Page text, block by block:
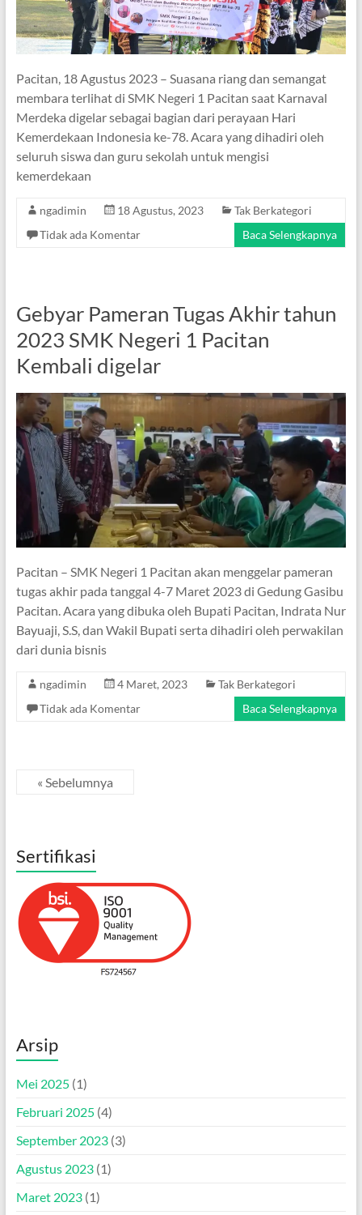
Pacitan, 18 Agustus 2023 – Suasana riang dan semangat
membara terlihat di SMK Negeri 1 Pacitan saat Karnaval
Merdeka digelar sebagai bagian dari perayaan Hari
Kemerdekaan Indonesia ke-78. Acara yang dihadiri oleh
seluruh siswa dan guru sekolah untuk mengisi
kemerdekaan
ngadimin 18 Agustus, 2023
Tak Berkategori
Tidak ada Komentar
Baca Selengkapnya
Gebyar Pameran Tugas Akhir tahun
2023 SMK Negeri 1 Pacitan
Kembali digelar
Pacitan – SMK Negeri 1 Pacitan akan menggelar pameran
tugas akhir pada tanggal 4-7 Maret 2023 di Gedung Gasibu
Pacitan. Acara yang dibuka oleh Bupati Pacitan, Indrata Nur
Bayuaji, S.S, dan Wakil Bupati serta dihadiri oleh perwakilan
dari dunia bisnis
ngadimin 4 Maret, 2023
Tak Berkategori
Tidak ada Komentar
Baca Selengkapnya
« Sebelumnya
Sertifikasi
Arsip
Mei 2025(1)
Februari 2025(4)
September 2023(3)
Agustus 2023(1)
Maret 2023(1)